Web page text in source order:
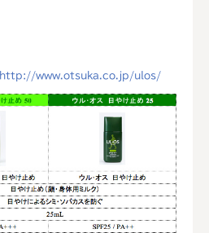
http://www.otsuka.co.jp/ulos/